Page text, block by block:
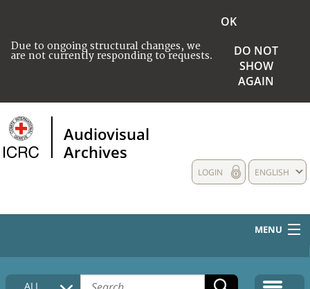
Due to ongoing structural changes, we
are not currently responding to requests.
OK
DO NOT
SHOW
AGAIN
Audiovisual
Archives
ENGLISH
LOGIN
MENU
HOME
ALL